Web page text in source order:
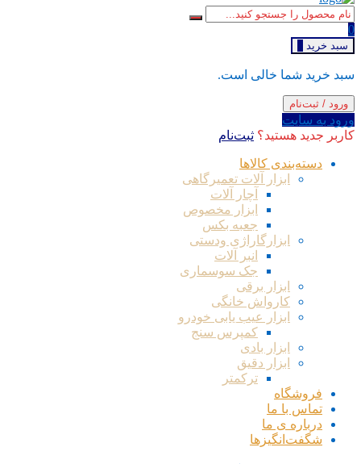
0
سبد خرید
سبد خرید شما خالی است.
ورود / ثبت‌نام
ورود به سایت
کاربر جدید هستید؟ ثبت‌نام
دسته‌بندی کالاها
ابزار آلات تعمیرگاهی
آچار آلات
ابزار مخصوص
جعبه بکس
ابزارگاراژی ودستی
انبر آلات
جک سوسماری
ابزار برقی
کارواش خانگی
ابزار عیب یابی خودرو
کمپرس سنج
ابزار بادی
ابزار دقیق
ترکمتر
فروشگاه
تماس با ما
درباره ی ما
شگفت‌انگیزها